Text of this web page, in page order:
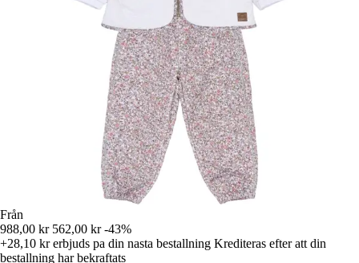
Från
988,00 kr 562,00 kr -43%
+28,10 krerbjuds pa din nasta bestallning Krediteras efter att din
bestallning har bekraftats